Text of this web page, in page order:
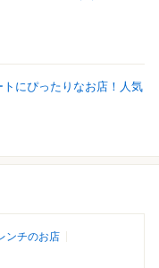
トにぴったりなお店！人気
ンチのお店